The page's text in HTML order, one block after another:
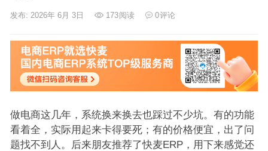
发布: 2026年 6月 3日 173阅读 0评论
做电商这几年，系统换来换去也踩过不少坑。有的功能
看着全，实际用起来卡得要死；有的价格便宜，出了问
题找不到人。后来朋友推荐了快麦ERP，用下来感觉还